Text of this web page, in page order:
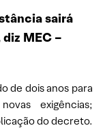
sairá
MEC –
de dois anos para
exigências;
do decreto.